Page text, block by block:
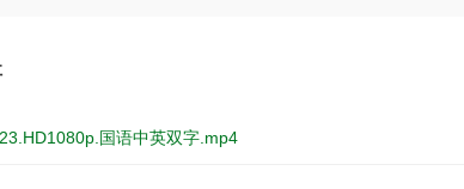
国语中英双字.mp4